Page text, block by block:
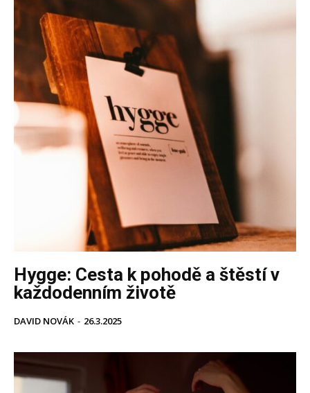
Hygge: Cesta k pohodě a štěstí v
každodenním životě
DAVID NOVÁK - 26.3.2025